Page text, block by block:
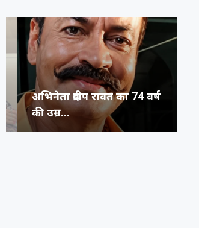
अभिनेता प्रदीप रावत का 74 वर्ष
की उम्र...